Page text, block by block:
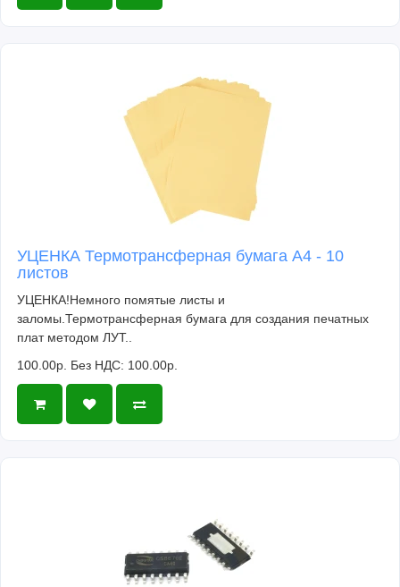
УЦЕНКА Термотрансферная бумага А4 - 10
листов
УЦЕНКА!Немного помятые листы и
заломы.Термотрансферная бумага для создания печатных
плат методом ЛУТ..
100.00р. Без НДС: 100.00р.